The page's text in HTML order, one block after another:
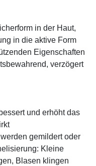
in der Haut,
in die aktive Form
Eigenschaften
verzögert
und erhöht das
gemildert oder
Kleine
Blasen klingen